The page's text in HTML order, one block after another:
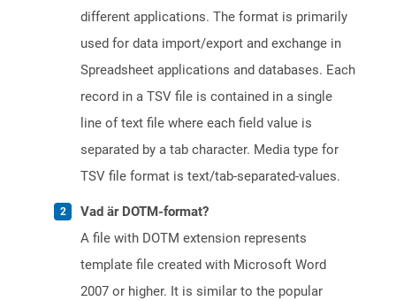
different applications. The format is primarily
used for data import/export and exchange in
Spreadsheet applications and databases. Each
record in a TSV file is contained in a single
line of text file where each field value is
separated by a tab character. Media type for
TSV file format is text/tab-separated-values.
Vad är DOTM-format?
A file with DOTM extension represents
template file created with Microsoft Word
2007 or higher. It is similar to the popular